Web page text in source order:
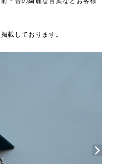
載しております。